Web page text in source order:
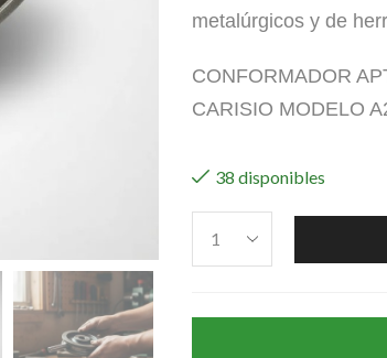
metalúrgicos y de
CONFORMADOR
CARISIO MODELO
38 disponibles